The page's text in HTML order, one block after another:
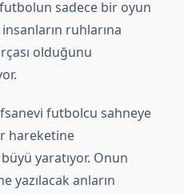
sadece bir oyun
insanların ruhlarına
olduğunu
futbolcu sahneye
hareketine
yaratıyor. Onun
yazılacak anların